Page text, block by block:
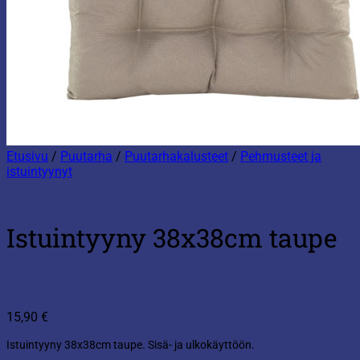
Etusivu / Puutarha / Puutarhakalusteet / Pehmusteet ja
istuintyynyt
Istuintyyny 38x38cm taupe
15,90 €
Istuintyyny 38x38cm taupe. Sisä- ja ulkokäyttöön.